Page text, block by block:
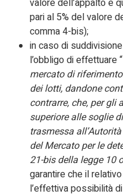
valore dell’appalto e
pari al 5% del valore
comma 4-bis);
in caso di
l’obbligo di effettuare “
mercato di
dei lotti, dandone
contrarre, che, per
superiore alle soglie
trasmessa
del Mercato per le
21-bis della legge 10
garantire che il
l’effettiva possibilità